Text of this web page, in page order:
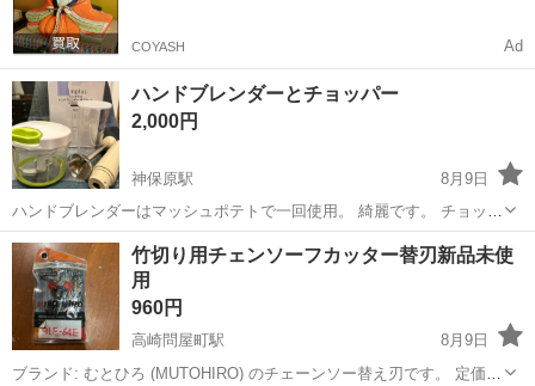
COYASH Ad
ハンドブレンダーとチョッパー
2,000円
神保原駅
8月9日
ハンドブレンダーはマッシュポテトで一回使用。 綺麗です。 チョッパ
ーは使用感はありますが問題ありません。 セットです。 現状問題あり
ませんが3Nです。
群馬 佐波郡 神保原駅 ハンドブレンダー
竹切り用チェンソーフカッター替刃新品未使
用
960円
高崎問屋町駅
8月9日
ブランド: むとひろ (MUTOHIRO) のチェーンソー替え刃です。 定価